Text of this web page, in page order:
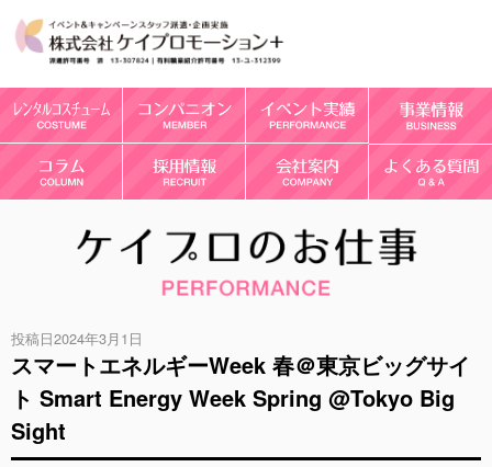
投稿日2024年3月1日
スマートエネルギーWeek 春＠東京ビッグサイ
ト Smart Energy Week Spring @Tokyo Big
Sight